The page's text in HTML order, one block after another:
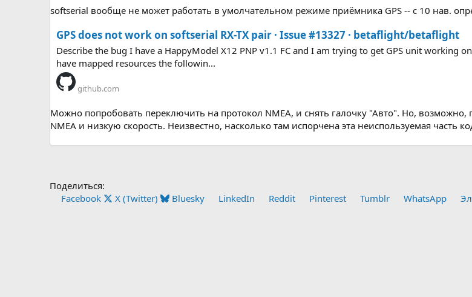
softserial вообще не может работать в умолчательном режиме приёмника GPS -- с 10 нав.
GPS does not work on softserial RX-TX pair · Issue #13327 · betaflight/betaflight
Describe the bug I have a HappyModel X12 PNP v1.1 FC and I am trying to get GPS unit working
have mapped resources the followin...
github.com
Можно попробовать переключить на протокол NMEA, и снять галочку "Авто". Но,
NMEA и низкую скорость. Неизвестно, насколько там испорчена эта неиспользуемая часть
Поделиться:
Facebook
X (Twitter) Bluesky LinkedIn Reddit Pinterest Tumblr WhatsApp